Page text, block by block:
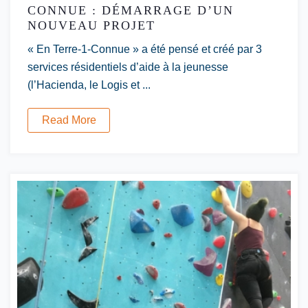
CONNUE : DÉMARRAGE D’UN
NOUVEAU PROJET
« En Terre-1-Connue » a été pensé et créé par 3
services résidentiels d’aide à la jeunesse
(l’Hacienda, le Logis et ...
Read More